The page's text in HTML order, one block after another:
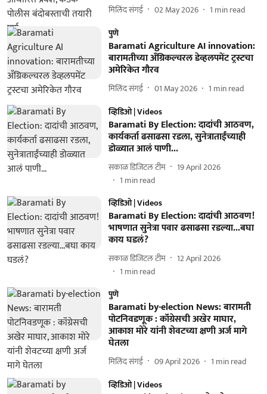
मिलिंद संगई 02 May 2026 1 min read
पुणे
Baramati Agriculture AI innovation:
बारामतीच्या अँग्रिकल्चरल डेव्हलपमेंट ट्रस्टचा
अमेरिकेत गौरव
मिलिंद संगई 01 May 2026 1 min read
व्हिडिओ | Videos
Baramati By Election: दादांची आठवण,
कार्यकर्ता ढसाढसा रडला, सुनेत्राताईंच्याही
डोळ्यात आलं पाणी...
सकाळ डिजिटल टीम
19 April 2026
1 min read
व्हिडिओ | Videos
Baramati By Election: दादांची आठवण!
भाषणात सुनेत्रा पवार ढसाढसा रडल्या...बघा
काय घडलं?
सकाळ डिजिटल टीम
12 April 2026
1 min read
पुणे
Baramati by-election News: बारामती
पोटनिवडणूक : कॉंग्रेसची अखेर माघार,
आकाश मोरे यांनी शेवटच्या क्षणी अर्ज मागे
घेतला
मिलिंद संगई 09 April 2026 1 min read
व्हिडिओ | Videos